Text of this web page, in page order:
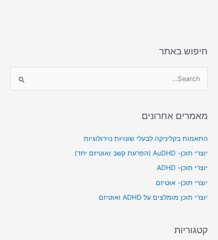
חיפוש באתר
r
o
r
:
מאמרים אחרונים
התאמות בקליניקה לבעלי שונויות נוירולוגיות
יוצרי תוכן- AuDHD (הפרעת קשב ואוטיזם יחד)
יוצרי תוכן- ADHD
יוצרי תוכן- אוטיזם
יוצרי תוכן מומלצים על ADHD ואוטיזם
קטגוריות